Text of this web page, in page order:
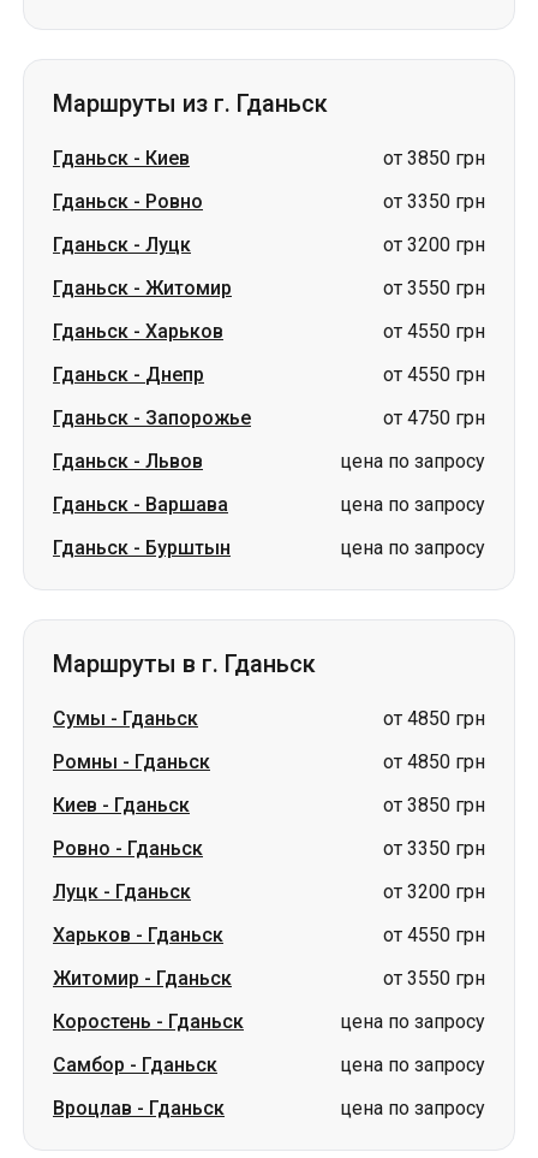
Маршруты из г. Гданьск
Гданьск - Киев
от 3850 грн
Гданьск - Ровно
от 3350 грн
Гданьск - Луцк
от 3200 грн
Гданьск - Житомир
от 3550 грн
Гданьск - Харьков
от 4550 грн
Гданьск - Днепр
от 4550 грн
Гданьск - Запорожье
от 4750 грн
Гданьск - Львов
цена по запросу
Гданьск - Варшава
цена по запросу
Гданьск - Бурштын цена по запросу
Маршруты в г. Гданьск
Сумы - Гданьск
от 4850 грн
Ромны - Гданьск
от 4850 грн
Киев - Гданьск
от 3850 грн
Ровно - Гданьск
от 3350 грн
Луцк - Гданьск
от 3200 грн
Харьков - Гданьск
от 4550 грн
Житомир - Гданьск
от 3550 грн
Коростень - Гданьск
цена по запросу
Самбор - Гданьск
цена по запросу
Вроцлав - Гданьск цена по запросу